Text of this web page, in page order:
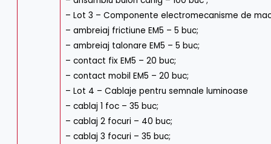
– Lot 3 – Componente electromecanisme de
– ambreiaj frictiune EM5 – 5 buc;
– ambreiaj talonare EM5 – 5 buc;
– contact fix EM5 – 20 buc;
– contact mobil EM5 – 20 buc;
– Lot 4 – Cablaje pentru semnale luminoase
– cablaj 1 foc – 35 buc;
– cablaj 2 focuri – 40 buc;
– cablaj 3 focuri – 35 buc;